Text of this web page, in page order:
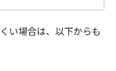
い場合は、以下からも